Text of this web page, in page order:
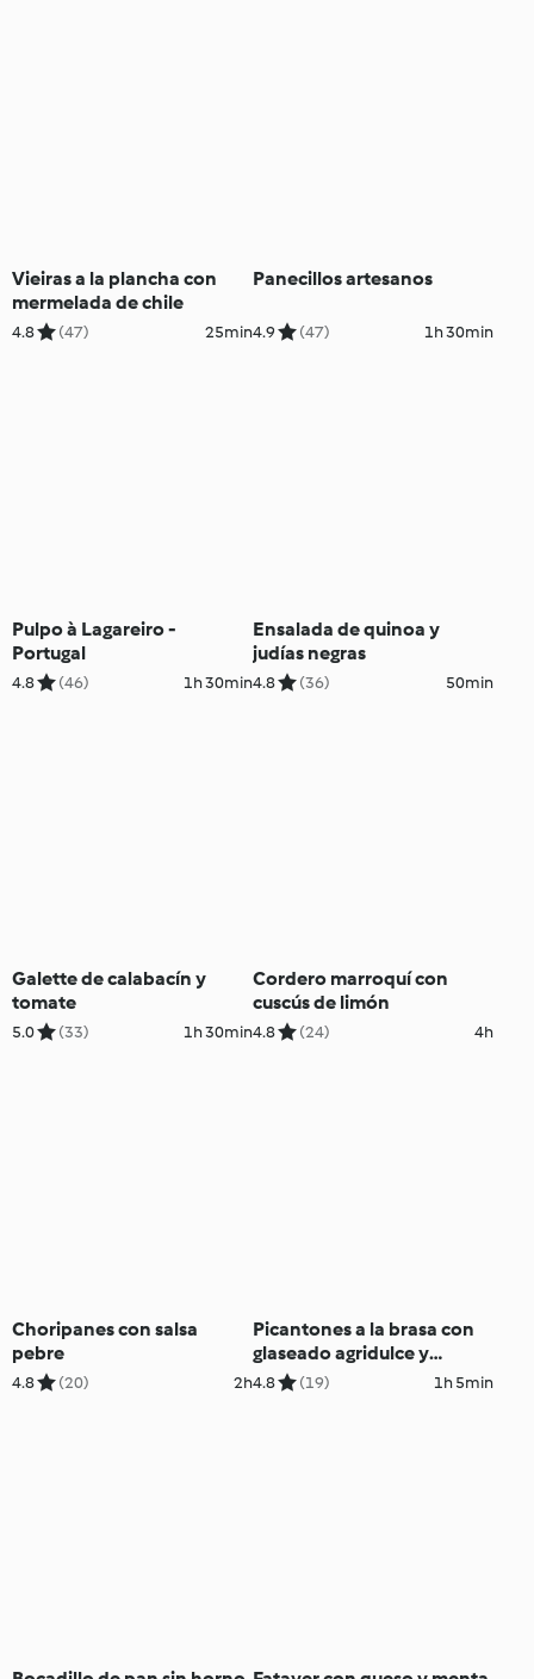
Vieiras a la plancha con
mermelada de chile
4.8 (47) 25min
Panecillos artesanos
4.9 (47) 1h 30min
Pulpo à Lagareiro -
Portugal
4.8 (46) 1h 30min
Ensalada de quinoa y
judías negras
4.8 (36) 50min
Galette de calabacín y
tomate
5.0 (33) 1h 30min
Cordero marroquí con
cuscús de limón
4.8 (24) 4h
Choripanes con salsa
pebre
4.8 (20) 2h
Picantones a la brasa con
glaseado agridulce y
ensalada Waldorf
4.8 (19) 1h 5min